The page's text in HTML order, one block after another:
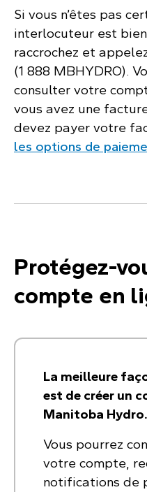
Si vous n’êtes pas
interlocuteur est
raccrochez et
(1 888 MBHYDRO).
consulter votre
vous avez une
devez payer votre
les options de
Protégez-
compte en
La meilleure
est de créer un
Manitoba Hydro.
Vous pourrez
votre compte,
notifications de